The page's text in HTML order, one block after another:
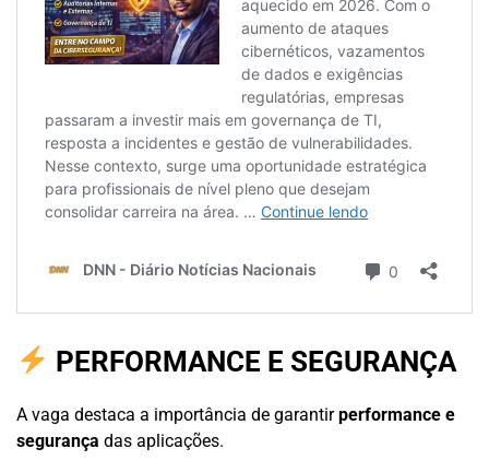
PERFORMANCE E SEGURANÇA
A vaga destaca a importância de garantirperformance e
segurança das aplicações.